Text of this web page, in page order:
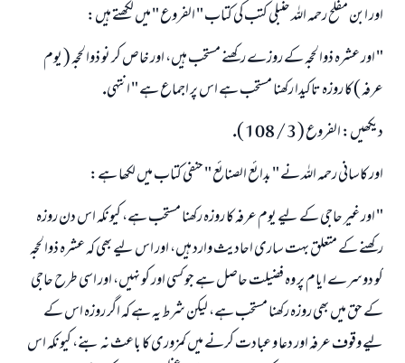
اور ابن مفلح رحمہ اللہ حنبلى كتب كى كتاب " الفروع " ميں لكھتے ہيں:
" اور عشرہ ذوالحجہ كے روزے ركھنے مستحب ہيں، اور خاص كر نو ذوالحجہ ( يوم
عرفہ ) كا روزہ تاكيدا ركھنا مستحب ہے اس پر اجماع ہے " انتہى.
ديكھيں: الفروع ( 3 / 108 ).
اور كاسانى رحمہ اللہ نے " بدائع الصنائع " حنفى كتاب ميں لكھا ہے:
" اور غير حاجى كے ليے يوم عرفہ كا روزہ ركھنا مستحب ہے، كيونكہ اس دن روزہ
ركھنے كے متعلق بہت سارى احاديث وارد ہيں، اور اس ليے بھى كہ عشرہ ذوالحجہ
كو دوسرے ايام پر وہ فضيلت حاصل ہے جو كسى اور كو نہيں، اور اسى طرح حاجى
كے حق ميں بھى روزہ ركھنا مستحب ہے، ليكن شرط يہ ہے كہ اگر روزہ اس كے
ليے وقوف عرفہ اور دعا و عبادت كرنے ميں كمزورى كا باعث نہ بنے، كيونكہ اس